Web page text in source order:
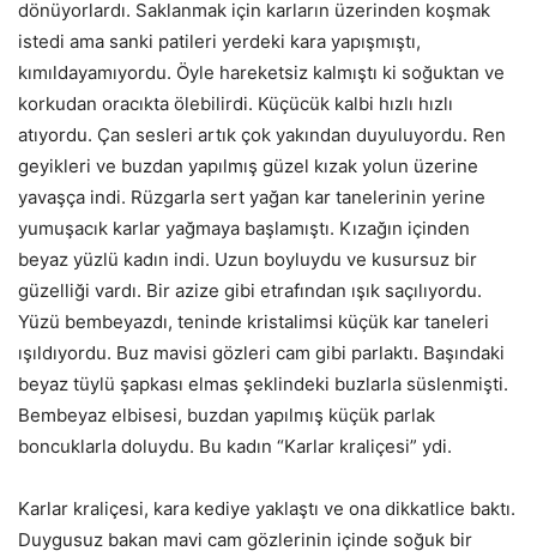
dönüyorlardı. Saklanmak için karların üzerinden koşmak
istedi ama sanki patileri yerdeki kara yapışmıştı,
kımıldayamıyordu. Öyle hareketsiz kalmıştı ki soğuktan ve
korkudan oracıkta ölebilirdi. Küçücük kalbi hızlı hızlı
atıyordu. Çan sesleri artık çok yakından duyuluyordu. Ren
geyikleri ve buzdan yapılmış güzel kızak yolun üzerine
yavaşça indi. Rüzgarla sert yağan kar tanelerinin yerine
yumuşacık karlar yağmaya başlamıştı. Kızağın içinden
beyaz yüzlü kadın indi. Uzun boyluydu ve kusursuz bir
güzelliği vardı. Bir azize gibi etrafından ışık saçılıyordu.
Yüzü bembeyazdı, teninde kristalimsi küçük kar taneleri
ışıldıyordu. Buz mavisi gözleri cam gibi parlaktı. Başındaki
beyaz tüylü şapkası elmas şeklindeki buzlarla süslenmişti.
Bembeyaz elbisesi, buzdan yapılmış küçük parlak
boncuklarla doluydu. Bu kadın “Karlar kraliçesi” ydi.
Karlar kraliçesi, kara kediye yaklaştı ve ona dikkatlice baktı.
Duygusuz bakan mavi cam gözlerinin içinde soğuk bir